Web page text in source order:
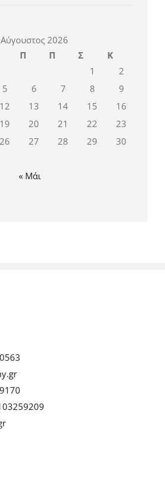
Αύγουστος 2026
Π Π Σ
Κ
1
2
5 6 7 8
9
12 13 14 15
16
19 20 21 22
23
26 27 28 29
30
« Μάι